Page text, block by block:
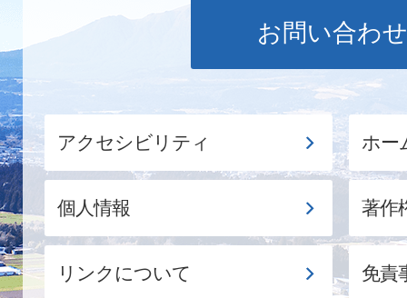
お問い合わせ
アクセシビリティ ホー
個人情報 著作
リンクについて 免責